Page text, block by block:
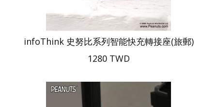
infoThink 史努比系列智能快充轉接座(旅郵)
1280 TWD